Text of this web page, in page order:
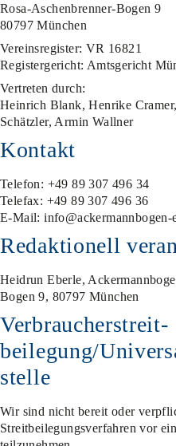
Rosa-Aschenbrenner-Bogen 9
80797 München
Vereinsregister: VR 16821
Registergericht: Amtsgericht
Vertreten durch:
Heinrich Blank, Henrike
Schätzler, Armin Wallner
Kontakt
Telefon: +49 89 307 496 34
Telefax: +49 89 307 496 36
E-Mail: info@ackermannbogen-
Redaktionell
Heidrun Eberle,
Bogen 9, 80797 München
Verbraucher­streit­
beilegung/
stelle
Wir sind nicht bereit oder
Streitbeilegungsverfahren vor